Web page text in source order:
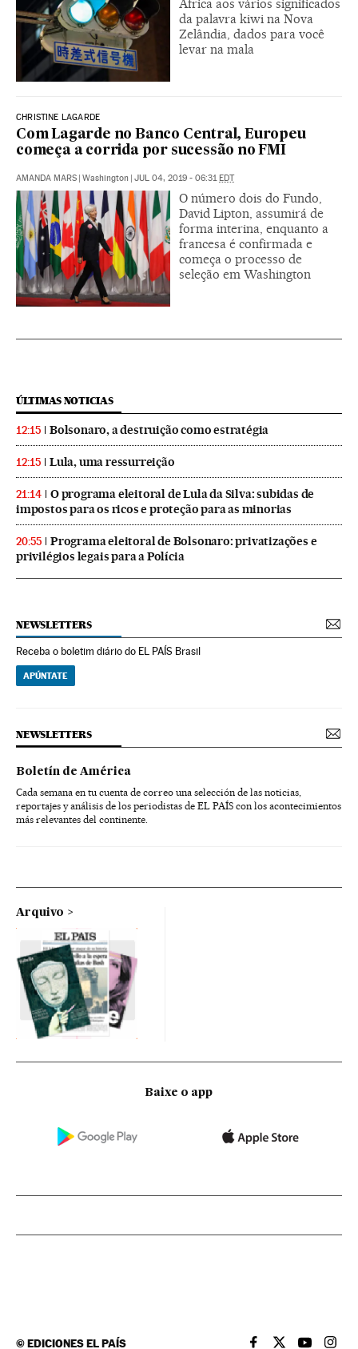
África aos vários significados
da palavra kiwi na Nova
Zelândia, dados para você
levar na mala
CHRISTINE LAGARDE
Com Lagarde no Banco Central, Europeu
começa a corrida por sucessão no FMI
AMANDA MARS | Washington | JUL 04, 2019 - 06:31EDT
O número dois do Fundo,
David Lipton, assumirá de
forma interina, enquanto a
francesa é confirmada e
começa o processo de
seleção em Washington
ÚLTIMAS NOTICIAS
12:15 Bolsonaro, a destruição como estratégia
12:15 Lula, uma ressurreição
21:14
O programa eleitoral de Lula da Silva: subidas de
impostos para os ricos e proteção para as minorias
20:55
Programa eleitoral de Bolsonaro: privatizações e
privilégios legais para a Polícia
NEWSLETTERS
Receba o boletim diário do EL PAÍS Brasil
APÚNTATE
NEWSLETTERS
Boletín de América
Cada semana en tu cuenta de correo una selección de las noticias,
reportajes y análisis de los periodistas de EL PAÍS con los acontecimientos
más relevantes del continente.
Arquivo
Baixe o app
©EDICIONES EL PAÍS